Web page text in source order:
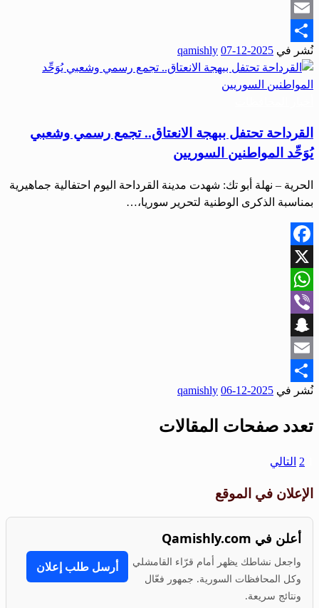
Snapchat
Email
Share
نُشر في 2025-12-07
qamishly
القرداحة تحتفل ببهجة الانعتاق.. تجمع رسمي وشعبي
يُوَحِّد المواطنين السوريين
الحرية – نهلة أبو تك: شهدت مدينة القرداحة اليوم احتفالية جماهيرية
بمناسبة الذكرى الوطنية لتحرير سوريا،…
Facebook
X
WhatsApp
Viber
Snapchat
Email
Share
نُشر في 2025-12-06
qamishly
تعدد صفحات المقالات
2 التالي
الإعلان في الموقع
أعلن في Qamishly.com
واجعل نشاطك يظهر أمام قرّاء القامشلي
وكل المحافظات السورية. جمهور فعّال
ونتائج سريعة.
أرسل طلب إعلان